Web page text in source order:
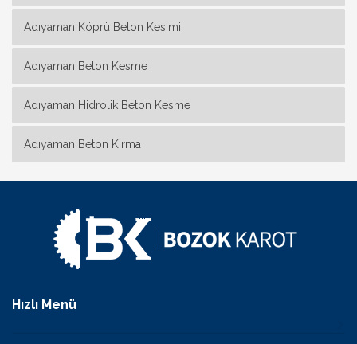
Adıyaman Köprü Beton Kesimi
Adıyaman Beton Kesme
Adıyaman Hidrolik Beton Kesme
Adıyaman Beton Kırma
Hızlı Menü